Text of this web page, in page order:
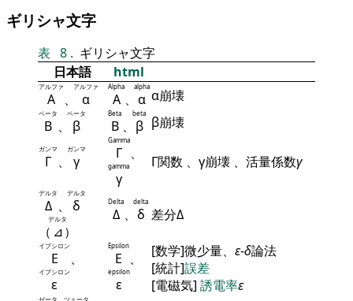
ギリシャ文字
表 8 . ギリシャ文字
日本語
html
Α
アルファ
、 α
アルファ
Α
Alpha
、 α
alpha
α崩壊
Β
ベータ
、 β
ベータ
Β
Beta
、 β
beta
β崩壊
Γ
ガンマ
、 γ
ガンマ Γ
Gamma
、
γ
gamma Γ関数 、γ崩壊 、活量係数γ
Δ
デルタ
、 δ
デルタ
（ ⊿
デルタ
）
Δ
Delta
、 δ
delta
差分Δ
Ε
イプシロン
、
ε
イプシロン
Ε
Epsilon
、
ε
epsilon
[数学]微少量、 ε-δ論法
[統計]誤差
[電磁気] 誘電率ε
ゼータ、ツェータ